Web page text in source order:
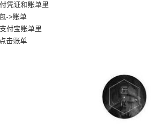
凭证和账单里
->账单
付宝账单里
击账单